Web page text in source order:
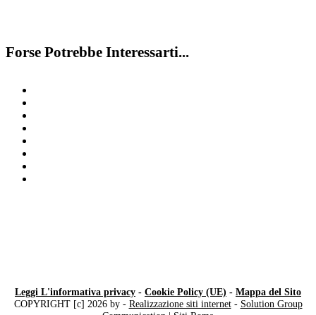
Forse Potrebbe Interessarti...
Leggi L'informativa privacy - Cookie Policy (UE) - Mappa del Sito
COPYRIGHT [c] 2026 by - Realizzazione siti internet- Solution Group